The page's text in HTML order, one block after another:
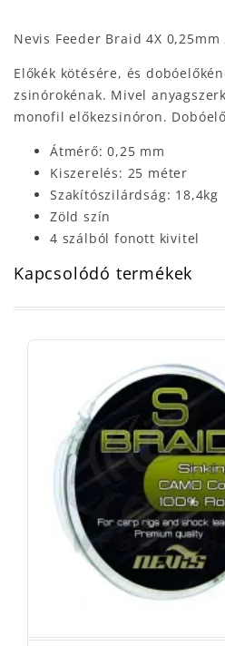
Nevis Feeder Braid 4X
Előkék kötésére, és
zsinórokénak. Mivel
monofil előkezsinóron.
Átmérő: 0,25 mm
Kiszerelés: 25 méter
Szakítószilárdság: 18,4kg
Zöld szín
4 szálból fonott kivitel
Kapcsolódó termékek